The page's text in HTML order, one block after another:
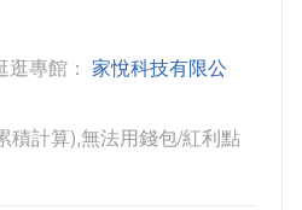
專館： 家悅科技有限公
積計算),無法用錢包/紅利點